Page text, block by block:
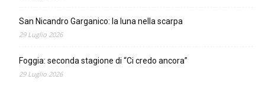
San Nicandro Garganico: la luna nella scarpa
29 Luglio 2026
Foggia: seconda stagione di “Ci credo ancora”
29 Luglio 2026